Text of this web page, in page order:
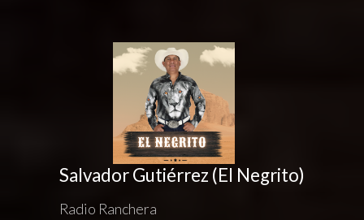
Salvador Gutiérrez (El Negrito)
Radio Ranchera